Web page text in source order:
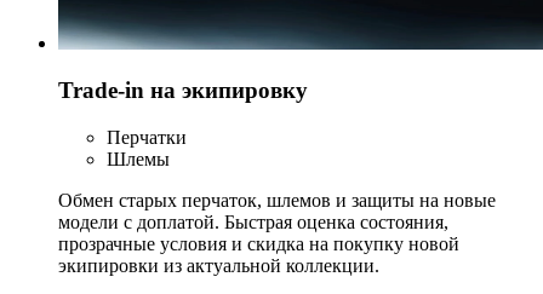
Trade-in на экипировку
Перчатки
Шлемы
Обмен старых перчаток, шлемов и защиты на новые
модели с доплатой. Быстрая оценка состояния,
прозрачные условия и скидка на покупку новой
экипировки из актуальной коллекции.